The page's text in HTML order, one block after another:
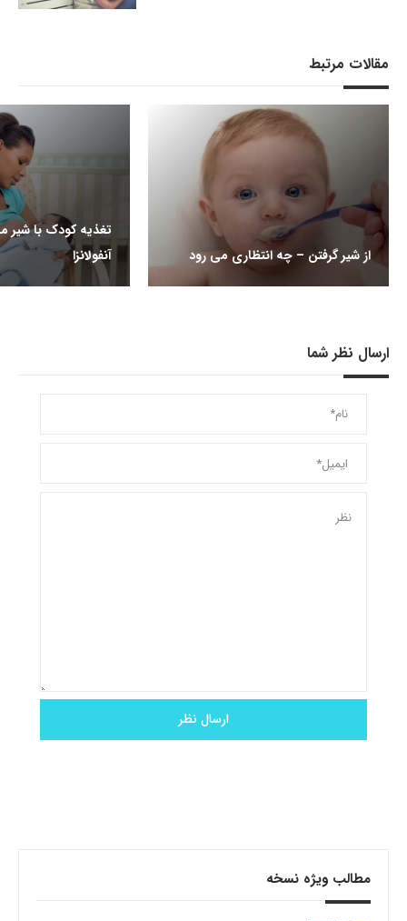
مقالات مرتبط
از شیر گرفتن – چه انتظاری می رود
تغذیه کودک با شیر
آنفولانزا
ارسال نظر شما
مطالب ویژه نسخه